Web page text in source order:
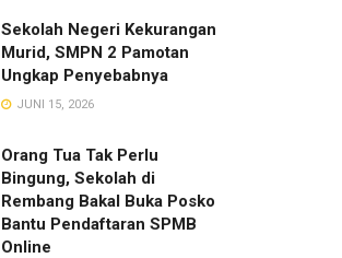
Sekolah Negeri Kekurangan
Murid, SMPN 2 Pamotan
Ungkap Penyebabnya
JUNI 15, 2026
Orang Tua Tak Perlu
Bingung, Sekolah di
Rembang Bakal Buka Posko
Bantu Pendaftaran SPMB
Online